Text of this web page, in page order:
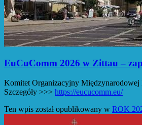
EuCuComm 2026 w Zittau –
Komitet Organizacyjny
Szczegóły >>> https://eucucomm.eu/
Ten wpis został opublikowany w ROK